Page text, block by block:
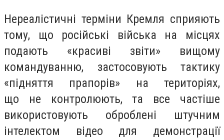
Нереалістичні терміни Кремля сприяють
тому, що російські війська на місцях
подають «красиві звіти» вищому
командуванню, застосовують тактику
«підняття прапорів» на територіях,
що не контролюють, та все частіше
використовують оброблені штучним
інтелектом відео для демонстрації